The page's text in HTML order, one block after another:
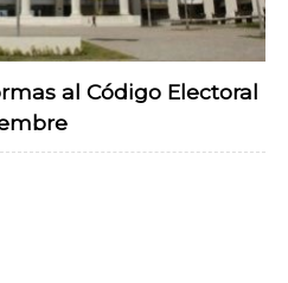
al Código Electoral